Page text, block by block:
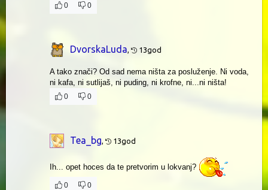
0 0
DvorskaLuda, 13god
A tako znači? Od sad nema ništa za posluženje. Ni voda,
ni kafa, ni sutlijaš, ni puding, ni krofne, ni...ni ništa!
0 0
Tea_bg, 13god
Ih... opet hoces da te pretvorim u lokvanj?
0 0